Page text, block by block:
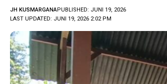
LAST UPDATED: JUNI 19, 2026 2:02 PM
JH KUSMARGANAPUBLISHED: JUNI 19, 2026